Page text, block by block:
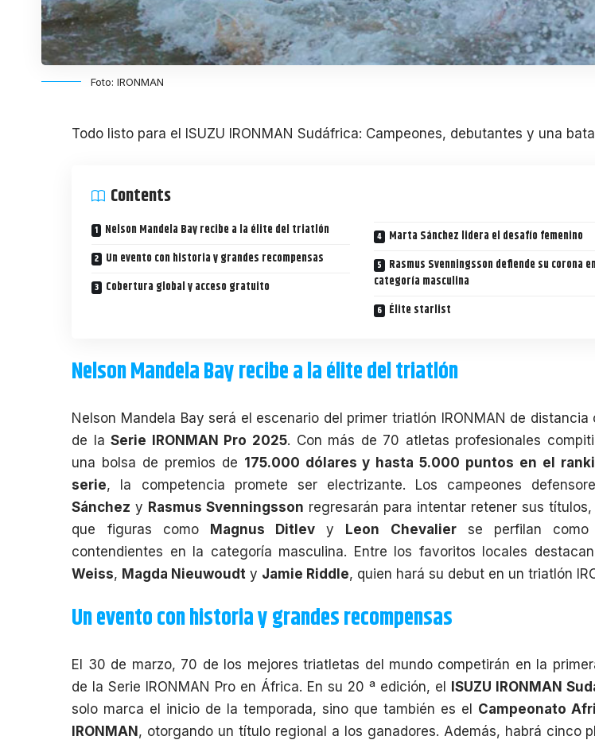
Foto: IRONMAN
Todo listo para el ISUZU IRONMAN Sudáfrica: Campeones, debutantes y una
Contents
Nelson Mandela Bay recibe a la élite del triatlón
Un evento con historia y grandes recompensas
Cobertura global y acceso gratuito
Marta Sánchez lidera el desafío femenino
Rasmus Svenningsson defiende su corona
categoría masculina
Élite starlist
Nelson Mandela Bay recibe a la élite del triatlón
Nelson Mandela Bay será el escenario del primer triatlón IRONMAN de distancia
de laSerie IRONMAN Pro 2025. Con más de 70 atletas profesionales
una bolsa de premios de 175.000 dólares y hasta 5.000 puntos en el
serie, la competencia promete ser electrizante. Los campeones
Sánchez y Rasmus Svenningsson regresarán para intentar retener sus títulos,
que figuras como Magnus Ditlev y Leon Chevalierse perfilan como
contendientes en la categoría masculina. Entre los favoritos locales destacan
Weiss, Magda Nieuwoudt y Jamie Riddle, quien hará su debut en untriatlón
Un evento con historia y grandes recompensas
El 30 de marzo, 70 de los mejores triatletas del mundo competirán en la
de la Serie IRONMAN Pro en África. En su 20 ª edición, el ISUZU IRONMAN
solo marca el inicio de la temporada, sino que también es el Campeonato
IRONMAN, otorgando un título regional a los ganadores. Además, habrá cinco